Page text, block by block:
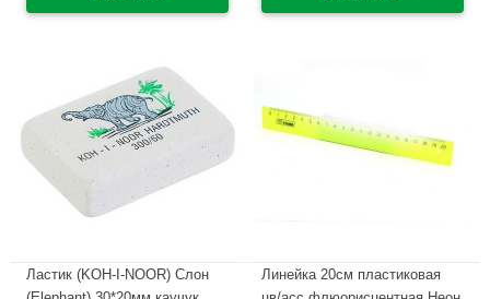
Ластик (KOH-I-NOOR) Слон
Линейка 20см пластиковая